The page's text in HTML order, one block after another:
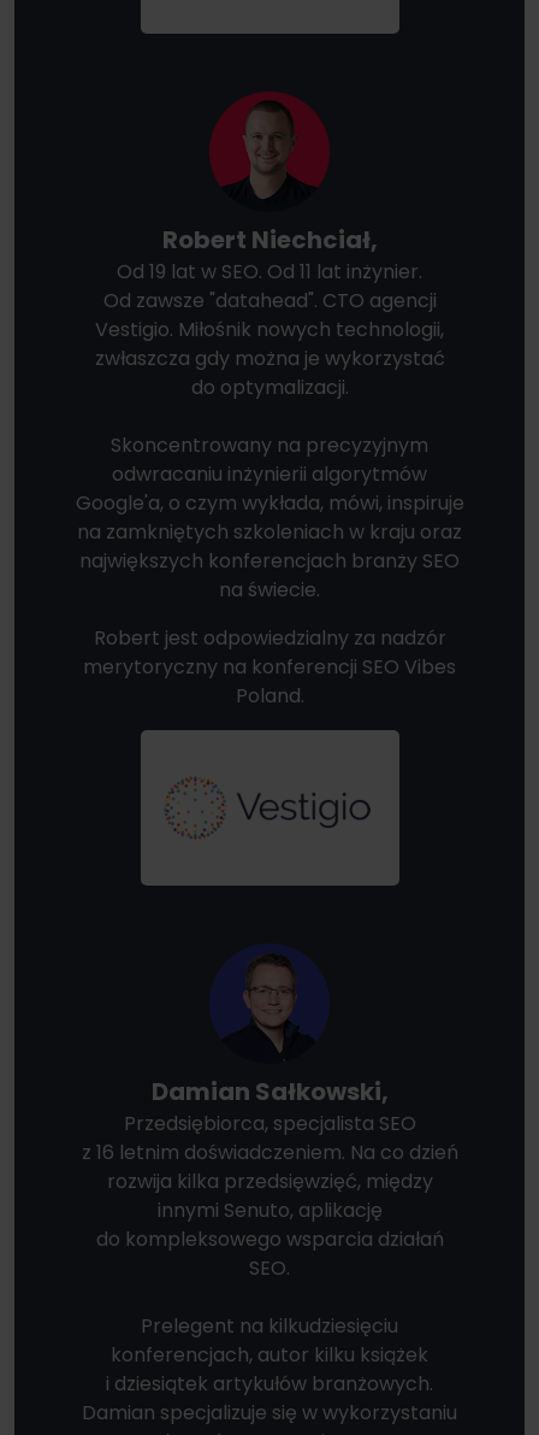
Robert Niechciał,
Od 19 lat w SEO. Od 11 lat inżynier.
Od zawsze "datahead". CTO agencji
Vestigio. Miłośnik nowych technologii,
zwłaszcza gdy można je wykorzystać
do optymalizacji.
Skoncentrowany na precyzyjnym
odwracaniu inżynierii algorytmów
Google'a, o czym wykłada, mówi, inspiruje
na zamkniętych szkoleniach w kraju oraz
największych konferencjach branży SEO
na świecie.
Robert jest odpowiedzialny za nadzór
merytoryczny na konferencji SEO Vibes
Poland.
Damian Sałkowski,
Przedsiębiorca, specjalista SEO
z 16 letnim doświadczeniem. Na co dzień
rozwija kilka przedsięwzięć, między
innymi Senuto, aplikację
do kompleksowego wsparcia działań
SEO.
Prelegent na kilkudziesięciu
konferencjach, autor kilku książek
i dziesiątek artykułów branżowych.
Damian specjalizuje się w wykorzystaniu